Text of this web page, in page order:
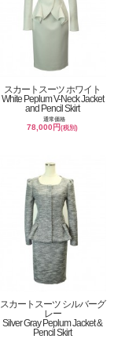
スカートスーツ ホワイト
White Peplum V-Neck Jacket
and Pencil Skirt
通常価格
78,000円(税別)
スカートスーツ シルバーグ
レー
Silver Gray Peplum Jacket &
Pencil Skirt